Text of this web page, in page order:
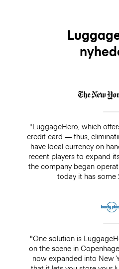
"LuggageHero, which
credit card — thus,
have local currency on
recent players to expand
the company began
today it has some
"One solution is
on the scene in
now expanded into New